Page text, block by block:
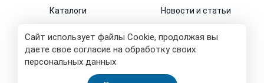
Сайт использует файлы Cookie, продолжая вы
даете свое согласие на обработку своих
персональных данных
Каталоги Новости и статьи
© 2011-2026